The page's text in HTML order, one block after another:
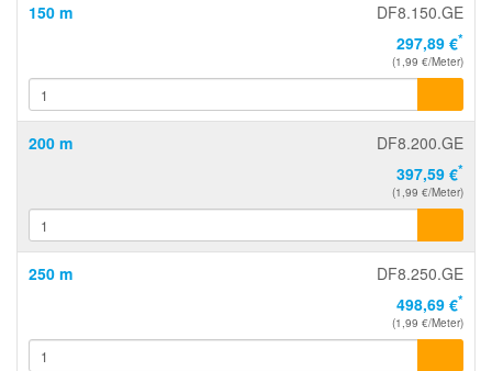
150 m
DF8.150.GE
297,89 €*
(1,99 €/Meter)
200 m
DF8.200.GE
397,59 €*
(1,99 €/Meter)
250 m
DF8.250.GE
498,69 €*
(1,99 €/Meter)